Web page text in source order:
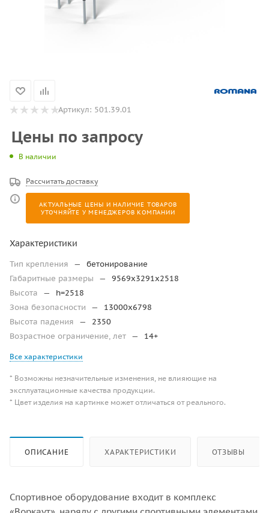
Артикул: 501.39.01
Цены по запросу
В наличии
Рассчитать доставку
АКТУАЛЬНЫЕ ЦЕНЫ И НАЛИЧИЕ ТОВАРОВ
УТОЧНЯЙТЕ У МЕНЕДЖЕРОВ КОМПАНИИ
Характеристики
Тип крепления —
бетонирование
Габаритные размеры
—
9569х3291х2518
Высота
—
h=2518
Зона безопасности
—
13000х6798
Высота падения
—
2350
Возрастное ограничение, лет — 14+
Все характеристики
* Возможны незначительные изменения, не влияющие на
эксплуатационные качества продукции.
* Цвет изделия на картинке может отличаться от реального.
ОПИСАНИЕ ХАРАКТЕРИСТИКИ ОТЗЫВЫ
Спортивное оборудование входит в комплекс